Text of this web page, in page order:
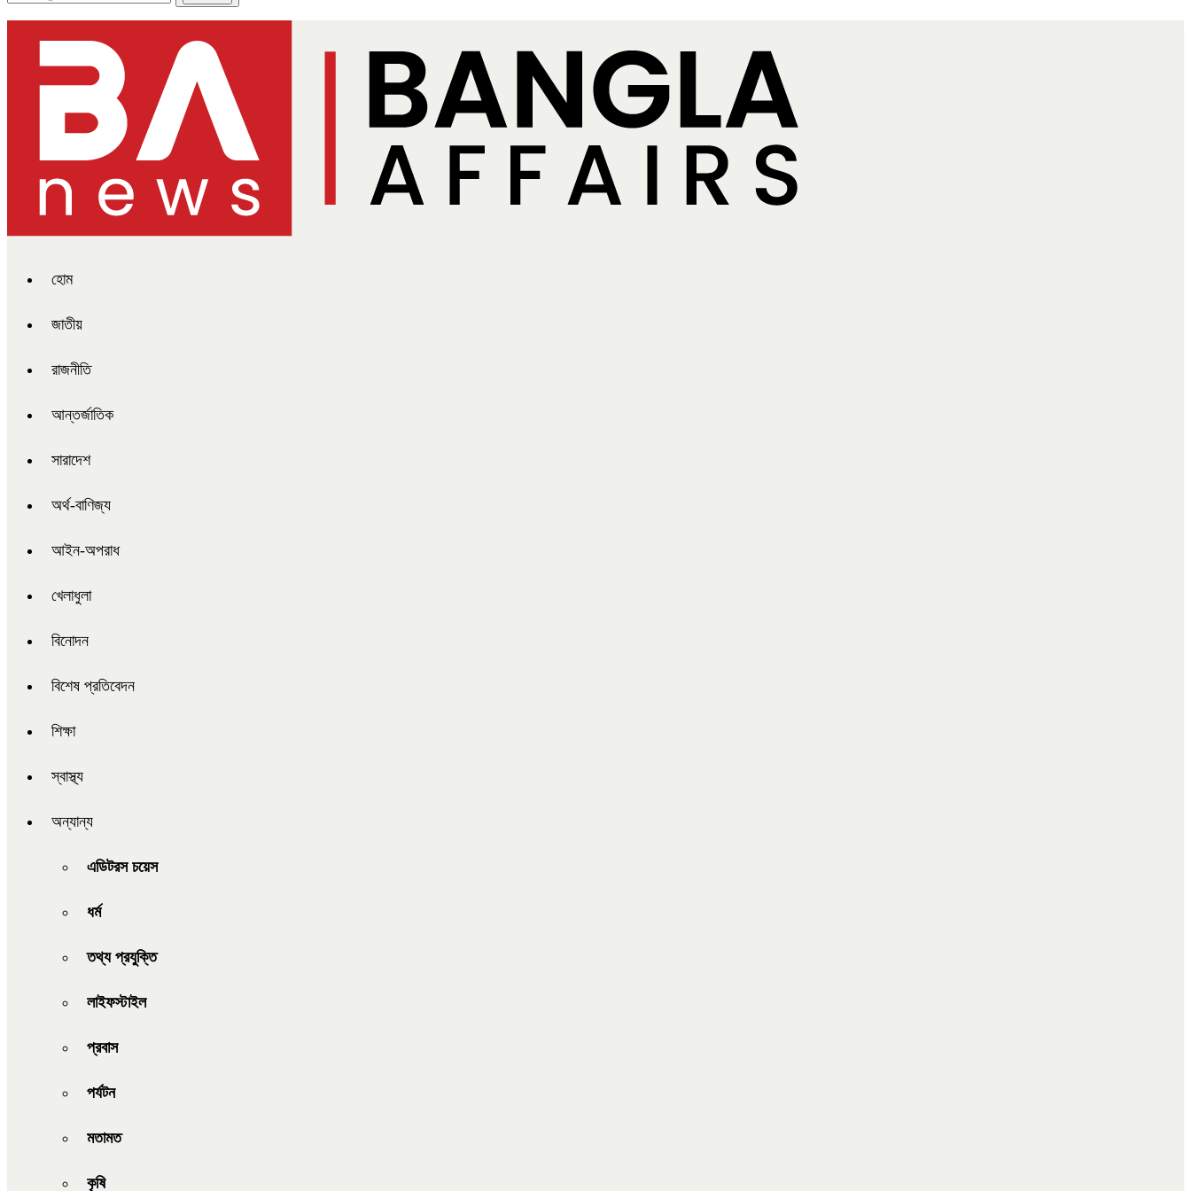
হোম
জাতীয়
রাজনীতি
আন্তর্জাতিক
সারাদেশ
অর্থ-বাণিজ্য
আইন-অপরাধ
খেলাধুলা
বিনোদন
বিশেষ প্রতিবেদন
শিক্ষা
স্বাস্থ্য
অন্যান্য
এডিটরস চয়েস
ধর্ম
তথ্য প্রযুক্তি
লাইফস্টাইল
প্রবাস
পর্যটন
মতামত
কৃষি